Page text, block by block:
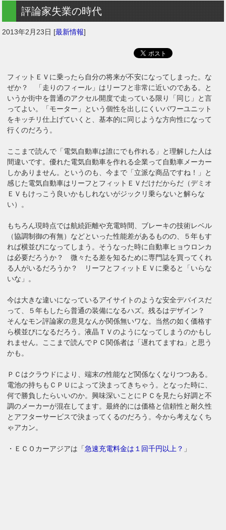
評論家失業の時代
2013年2月23日 [最新情報]
フィットＥＶに乗ったら自分の将来が不安になってしまった。な
ぜか？ 「走りのフィール」はリーフと非常に近いのである。と
いうか街中を普通のアクセル開度で走っている限り「同じ」と言
ってよい。「モーター」という個性を出しにくいパワーユニット
をキッチリ仕上げていくと、基本的に同じような方向性になって
行くのだろう。
ここまで読んで「電気自動車は誰にでも作れる」と理解した人は
間違いです。優れた電気自動車を作れる企業って自動車メーカー
しかありません。というのも、今まで「立派な商品ですね！」と
感じた電気自動車はリーフとフィットＥＶだけだからだ（デミオ
ＥＶもけっこう良いかもしれないがジックリ乗らないと解らな
い）。
もちろん現時点では航続距離や充電時間、ブレーキの技術レベル
（協調制御の有無）などといった性能差があるものの、５年もす
れば横並びになってしまう。そうなった時に自動車ヒョウロンカ
は必要だろうか？ 微々たる差を知るために専門誌を買ってくれ
る人がいるだろうか？ リーフとフィットＥＶに乗ると「いらな
いな」。
今は大きな違いになっているアイサイトのような安全デバイスだ
って、５年もしたら普通の装備になるハズ。残るはデザイン？
そんなモン評論家の意見なんか関係無いワな。当然の如く価格す
ら横並びになるだろう。液晶ＴＶのようになってしまうのかもし
れません。ここまで読んでＰＣ関係者は「遅れてますね」と思う
かも。
ＰＣはクラウドにより、端末の性能など関係なくなりつつある。
電池の持ちもＣＰＵによって決まってきちゃう。となった時に、
何で勝負したらいいのか。興味深いことにＰＣを見たら好調と不
調のメーカーが混在してます。最終的には価格と信頼性と耐久性
とアフターサービスで決まってくるのだろう。今から考えなくち
ゃアカン。
・ＥＣＯカーアジアは「急速充電料金は１回千円以上？ 」